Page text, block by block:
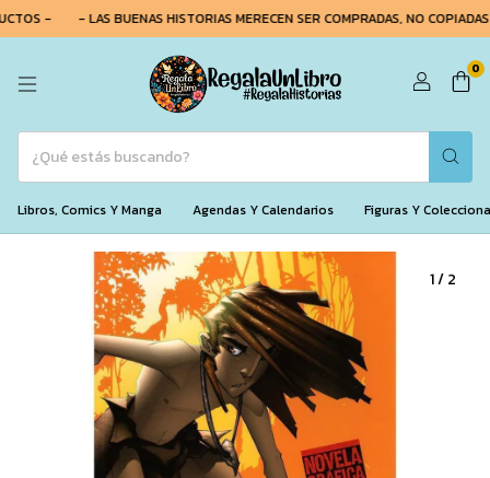
- - LAS BUENAS HISTORIAS MERECEN SER COMPRADAS, NO COPIADAS -
0
Libros, Comics Y Manga Agendas Y Calendarios Figuras Y
1/2